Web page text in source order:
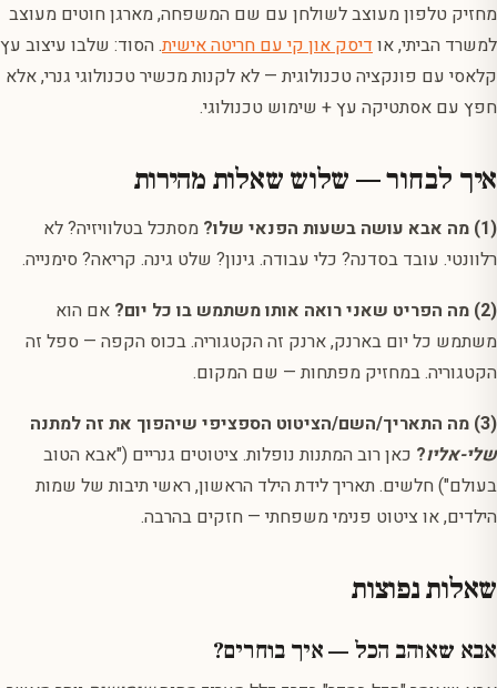
מחזיק טלפון מעוצב לשולחן עם שם המשפחה, מארגן חוטים מעוצב
למשרד הביתי, אודיסק און קי עם חריטה אישית. הסוד: שלבו עיצוב עץ
קלאסי עם פונקציה טכנולוגית — לא לקנות מכשיר טכנולוגי גנרי, אלא
חפץ עם אסתטיקה עץ + שימוש טכנולוגי.
איך לבחור — שלוש שאלות מהירות
(1) מה אבא עושה בשעות הפנאי שלו?
מסתכל בטלוויזיה? לא
רלוונטי. עובד בסדנה? כלי עבודה. גינון? שלט גינה. קריאה? סימנייה.
(2) מה הפריט שאני רואה אותו משתמש בו כל יום?
אם הוא
משתמש כל יום בארנק, ארנק זה הקטגוריה. בכוס הקפה — ספל זה
הקטגוריה. במחזיק מפתחות — שם המקום.
(3) מה התאריך/השם/הציטוט הספציפי שיהפוך את זה למתנה
שלי-אליו? כאן רוב המתנות נופלות. ציטוטים גנריים ("אבא הטוב
בעולם") חלשים. תאריך לידת הילד הראשון, ראשי תיבות של שמות
הילדים, או ציטוט פנימי משפחתי — חזקים בהרבה.
שאלות נפוצות
אבא שאוהב הכל — איך בוחרים?